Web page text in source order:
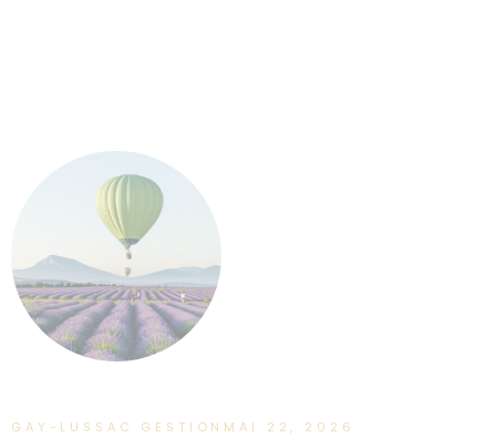
GAY-LUSSAC GESTION MAI 22, 2026